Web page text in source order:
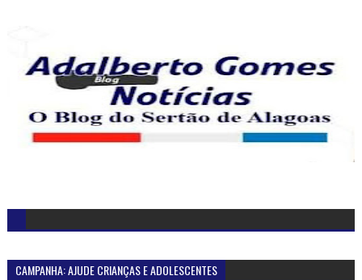
CAMPANHA: AJUDE CRIANÇAS E ADOLESCENTES